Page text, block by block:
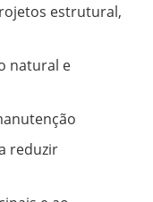
estrutural,
natural e
reduzir